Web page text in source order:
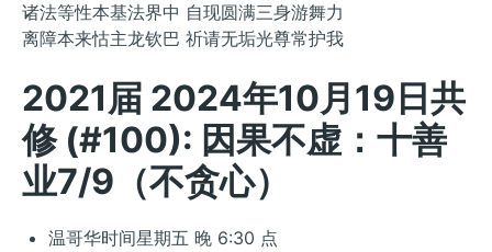
诸法等性本基法界中 自现圆满三身游舞力
离障本来怙主龙钦巴 祈请无垢光尊常护我
2021届 2024年10月19日共
修 (#100): 因果不虚：十善
业7/9（不贪心）
温哥华时间星期五 晚 6:30 点